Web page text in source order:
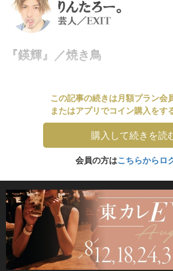
『鍈輝』／焼き鳥
この記事の続きは月額プラン会
またはアプリでコイン購入をす
購入して続きを読
会員の方はこちらからロ